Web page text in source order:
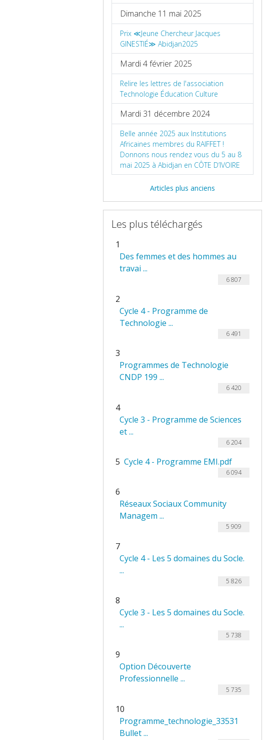
Dimanche 11 mai 2025
Prix ≪Jeune Chercheur Jacques
GINESTIÉ≫ Abidjan2025
Mardi 4 février 2025
Relire les lettres de l'association
Technologie Éducation Culture
Mardi 31 décembre 2024
Belle année 2025 aux Institutions
Africaines membres du RAIFFET !
Donnons nous rendez vous du 5 au 8
mai 2025 à Abidjan en CÔTE D’IVOIRE
Articles plus anciens
Les plus téléchargés
1
Des femmes et des hommes au
travai ...
6 807
2
Cycle 4 - Programme de
Technologie ...
6 491
3
Programmes de Technologie
CNDP 199 ...
6 420
4
Cycle 3 - Programme de Sciences
et ...
6 204
5 Cycle 4 - Programme EMI.pdf
6 094
6
Réseaux Sociaux Community
Managem ...
5 909
7
Cycle 4 - Les 5 domaines du Socle.
...
5 826
8
Cycle 3 - Les 5 domaines du Socle.
...
5 738
9
Option Découverte
Professionnelle ...
5 735
10
Programme_technologie_33531
Bullet ...